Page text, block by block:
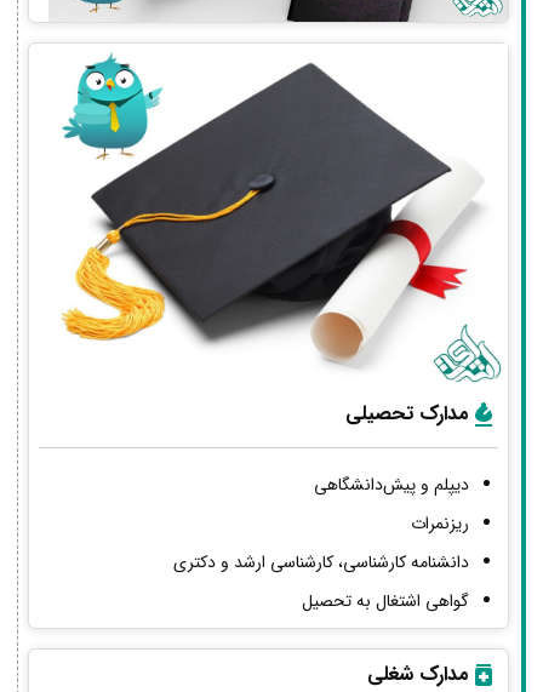
مدارک تحصیلی
دیپلم و پیش‌دانشگاهی
ریزنمرات
دانشنامه کارشناسی، کارشناسی ارشد و دکتری
گواهی اشتغال به تحصیل
مدارک شغلی